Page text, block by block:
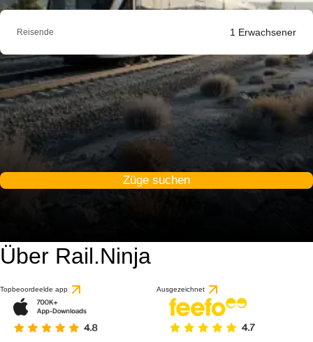
Reisende 1 Erwachsener
Züge suchen
Über Rail.Ninja
Topbeoordeelde app Ausgezeichnet